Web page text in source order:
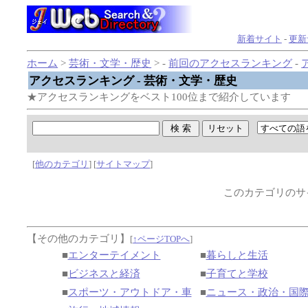
新着サイト - 更
ホーム >芸術・文学・歴史 > -前回のアクセスランキング -
アクセスランキング - 芸術・文学・歴史
★アクセスランキングをベスト100位まで紹介しています
[他のカテゴリ] [サイトマップ]
このカテゴリの
【その他のカテゴリ】 [↑ページTOPへ]
■エンターテイメント ■暮らしと生活
■ ビジネスと経済 ■子育てと学校
■スポーツ・アウトドア・車 ■ニュース・政治・国